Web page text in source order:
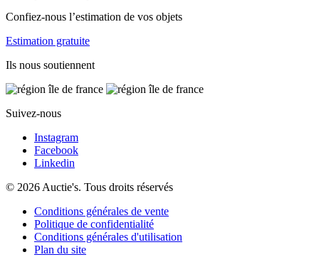
Confiez-nous l’estimation de vos objets
Estimation gratuite
Ils nous soutiennent
Suivez-nous
Instagram
Facebook
Linkedin
© 2026 Auctie's. Tous droits réservés
Conditions générales de vente
Politique de confidentialité
Conditions générales d'utilisation
Plan du site